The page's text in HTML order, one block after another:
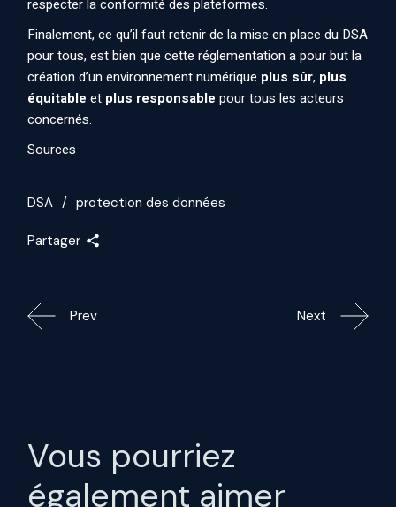
respecter la conformité des plateformes.
Finalement, ce qu’il faut retenir de la mise en place du DSA
pour tous, est bien que cette réglementation a pour but la
création d’un environnement numérique plus sûr, plus
équitable et plus responsable pour tous les acteurs
concernés.
Sources
DSA protection des données
Partager
Prev Next
Vous pourriez
également aimer